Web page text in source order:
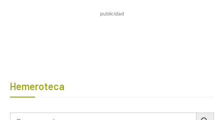
publicidad
Hemeroteca
Buscar: Botón de